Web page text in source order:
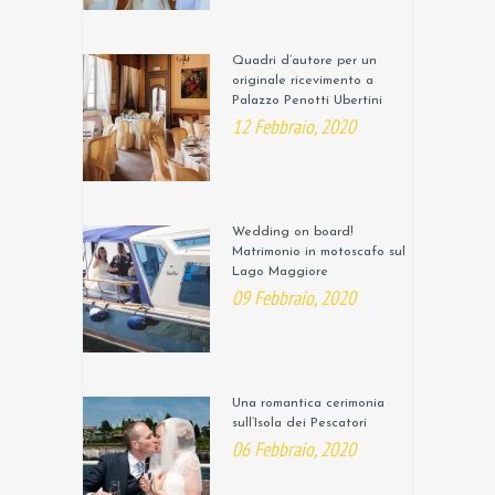
Quadri d’autore per un
originale ricevimento a
Palazzo Penotti Ubertini
12 Febbraio, 2020
Wedding on board!
Matrimonio in motoscafo sul
Lago Maggiore
09 Febbraio, 2020
Una romantica cerimonia
sull’Isola dei Pescatori
06 Febbraio, 2020